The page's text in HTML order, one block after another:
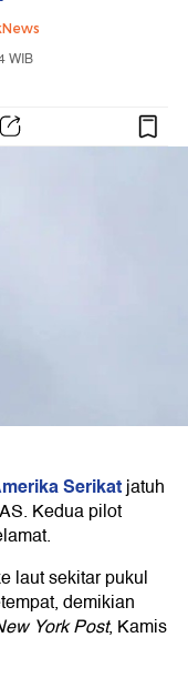
WIB
Serikatjatuh
Kedua pilot
laut sekitar pukul
demikian
York Post, Kamis